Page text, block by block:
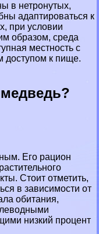
в нетронутых,
адаптироваться к
при условии
образом, среда
местность с
доступом к пище.
Его рацион
Стоит отметить,
в зависимости от
обитания,
низкий процент